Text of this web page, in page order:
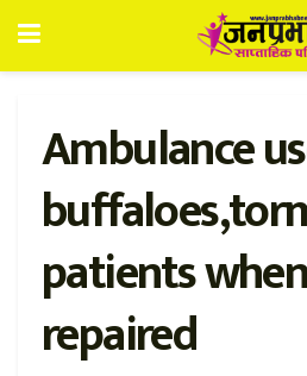
Ambulance
patients
repaired